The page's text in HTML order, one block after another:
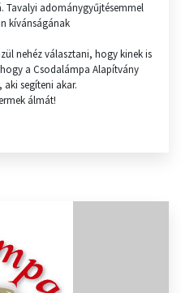
Tavalyi adománygyűjtésemmel
kívánságának
nehéz választani, hogy kinek is
a Csodalámpa Alapítvány
segíteni akar.
álmát!